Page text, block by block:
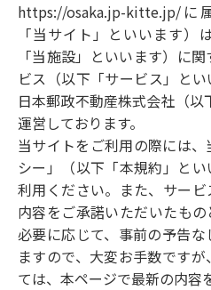
https://osaka.jp-kitte.jp/に
「当サイト」といいます）
「当施設」といいます）に
ビス（以下「サービス」とい
日本郵政不動産株式会社（
運営しております。
当サイトをご利用の際には
シー」（以下「本規約」と
利用ください。また、サー
内容をご承諾いただいたもの
必要に応じて、事前の予告
ますので、大変お手数です
ては、本ページで最新の内容